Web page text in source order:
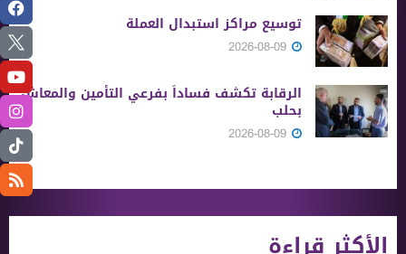
توسيع مراكز استبدال العملة
الرقابة تكشف فساداً بفرعي التأمين والمعاش
بحلب